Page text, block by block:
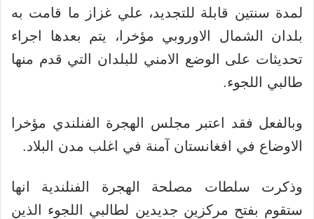
لمدة سنتين قابلة للتجديد، علي غزاز ما قامت به
بلدان الشمال الاوروبي مؤخرا، يتم بعدها اجراء
تحديثات على الوضع الامني للبلدان التي قدم منها
طالبي اللجوء.
وبالفعل فقد اعتبر مجلس الهجرة الفنلندي مؤخرا
الاوضاع في افغانستان آمنة في اغلب مدن البلاد.
وذكرت سلطات مصلحة الهجرة الفنلندية انها
ستقوم بفتح مركزين جديدين لطالبي اللجوء الذين